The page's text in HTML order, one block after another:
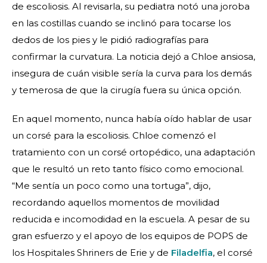
de escoliosis. Al revisarla, su pediatra notó una joroba
en las costillas cuando se inclinó para tocarse los
dedos de los pies y le pidió radiografías para
confirmar la curvatura. La noticia dejó a Chloe ansiosa,
insegura de cuán visible sería la curva para los demás
y temerosa de que la cirugía fuera su única opción.
En aquel momento, nunca había oído hablar de usar
un corsé para la escoliosis. Chloe comenzó el
tratamiento con un corsé ortopédico, una adaptación
que le resultó un reto tanto físico como emocional.
“Me sentía un poco como una tortuga”, dijo,
recordando aquellos momentos de movilidad
reducida e incomodidad en la escuela. A pesar de su
gran esfuerzo y el apoyo de los equipos de POPS de
los Hospitales Shriners de Erie y de Filadelfia, el corsé